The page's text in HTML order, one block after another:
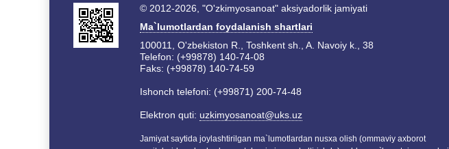
© 2012-2026, "O'zkimyosanoat" aksiyadorlik jamiyati
Ma`lumotlardan foydalanish shartlari
100011, O'zbekiston R., Toshkent sh., A. Navoiy k., 38
Telefon: (+99878) 140-74-08
Faks: (+99878) 140-74-59
Ishonch telefoni: (+99871) 200-74-48
Elektron quti: uzkimyosanoat@uks.uz
Jamiyat saytida joylashtirilgan ma`lumotlardan nusxa olish (ommaviy axborot